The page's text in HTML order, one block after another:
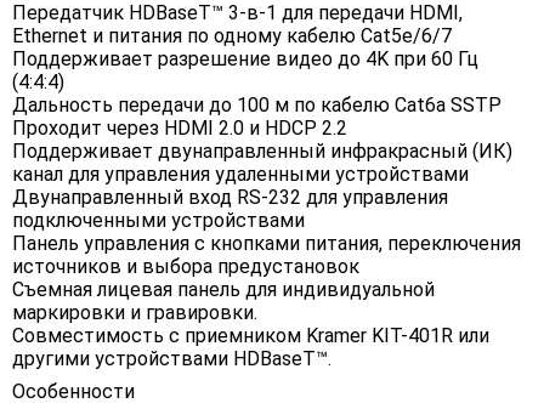
Передатчик HDBaseT™ 3-в-1 для передачи HDMI,
Ethernet и питания по одному кабелю Cat5e/6/7
Поддерживает разрешение видео до 4K при 60 Гц
(4:4:4)
Дальность передачи до 100 м по кабелю Cat6a SSTP
Проходит через HDMI 2.0 и HDCP 2.2
Поддерживает двунаправленный инфракрасный (ИК)
канал для управления удаленными устройствами
Двунаправленный вход RS-232 для управления
подключенными устройствами
Панель управления с кнопками питания, переключения
источников и выбора предустановок
Съемная лицевая панель для индивидуальной
маркировки и гравировки.
Совместимость с приемником Kramer KIT-401R или
другими устройствами HDBaseT™.
Особенности